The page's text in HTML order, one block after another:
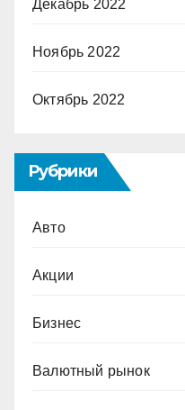
Декабрь 2022
Ноябрь 2022
Октябрь 2022
Рубрики
Авто
Акции
Бизнес
Валютный рынок